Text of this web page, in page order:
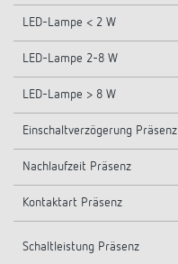
LED-Lampe < 2 W
LED-Lampe 2-8 W
LED-Lampe > 8 W
Einschaltverzögerung Präsenz
Nachlaufzeit Präsenz
Kontaktart Präsenz
Schaltleistung Präsenz